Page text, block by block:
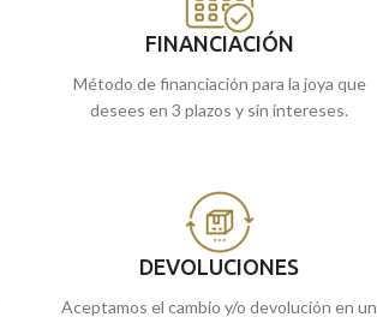
FINANCIACIÓN
Método de financiación para la joya que
desees en 3 plazos y sin intereses.
DEVOLUCIONES
Aceptamos el cambio y/o devolución en un